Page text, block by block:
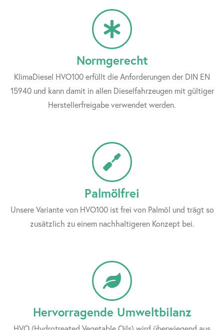
Hervorragende Umweltbilanz
Palmölfrei
Unsere Variante von HVO100 ist frei von Palmöl und trägt so
zusätzlich zu einem nachhaltigeren Konzept bei.
Normgerecht
KlimaDiesel HVO100 erfüllt die Anforderungen der DIN EN
15940 und kann damit in allen Dieselfahrzeugen mit gültiger
Herstellerfreigabe verwendet werden.